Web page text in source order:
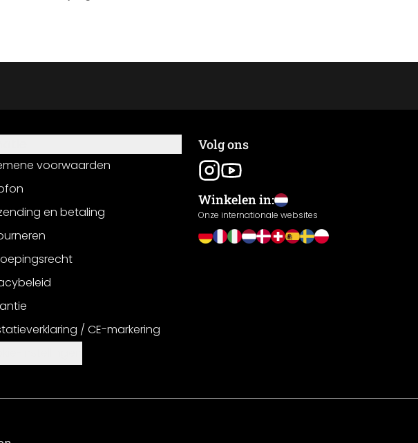
voorwaarden
en betaling
/ CE-markering
Volg ons
Winkelen in:
Onze internationale websites